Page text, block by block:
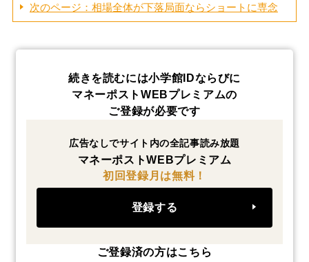
次のページ：相場全体が下落局面ならショートに専念
続きを読むには小学館IDならびに
マネーポストWEBプレミアムの
ご登録が必要です
広告なしでサイト内の全記事読み放題
マネーポストWEBプレミアム
初回登録月は無料！
登録する
ご登録済の方はこちら